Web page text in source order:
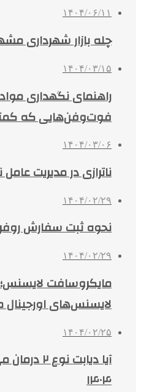
۱۴۰۴/۰۶/۱۱
چله بازار شهرداری مشهد در ۱۴۰۴
۱۴۰۴/۰۳/۱۵
راهنمای نگهداری
فوت‌وفن‌هایی که
۱۴۰۴/۰۳/۰۶
ناترازی در مدیریت
۱۴۰۴/۰۲/۲۹
نحوه ثبت سفارش
۱۴۰۴/۰۲/۲۹
مایکروسافت
لایسنس‌های اورجینال
۱۴۰۴/۰۲/۲۵
آیا دیابت
۱۴۰۴